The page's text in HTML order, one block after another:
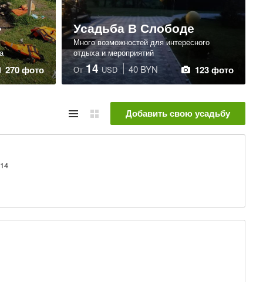
270 фото
Усадьба В Слободе
Много возможностей для интересного
отдыха и мероприятий
От 14USD 40 BYN 123 фото
Добавить свою усадьбу